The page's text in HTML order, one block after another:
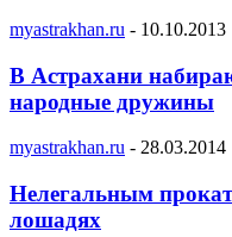
myastrakhan.ru - 10.10.2013
В Астрахани
народные дружины
myastrakhan.ru - 28.03.2014
Нелегальным
лошадях